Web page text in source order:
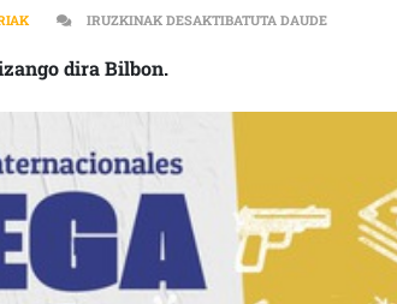
IRUZKINAK DESAKTIBATUTA DAUDEGORKA
dira Bilbon.